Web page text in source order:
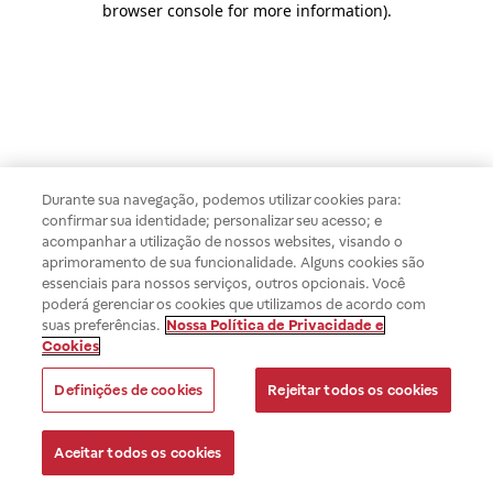
browser console for more information).
Durante sua navegação, podemos utilizar cookies para:
confirmar sua identidade; personalizar seu acesso; e
acompanhar a utilização de nossos websites, visando o
aprimoramento de sua funcionalidade. Alguns cookies são
essenciais para nossos serviços, outros opcionais. Você
poderá gerenciar os cookies que utilizamos de acordo com
suas preferências. Nossa Política de Privacidade e
Cookies
Definições de cookies Rejeitar todos os cookies
Aceitar todos os cookies